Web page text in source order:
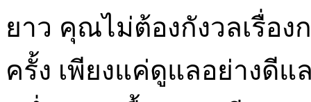
ยาว คุณไม่ต้องกังวลเรื่อ
ครั้ง เพียงแค่ดูแลอย่างดี